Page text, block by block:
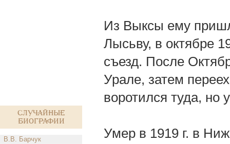
Случайные
биографии
В.В. Барчук
Из Выксы ему
Лысьву, в октябре
съезд. После
Урале, затем
воротился туда, но
Умер в 1919 г. в